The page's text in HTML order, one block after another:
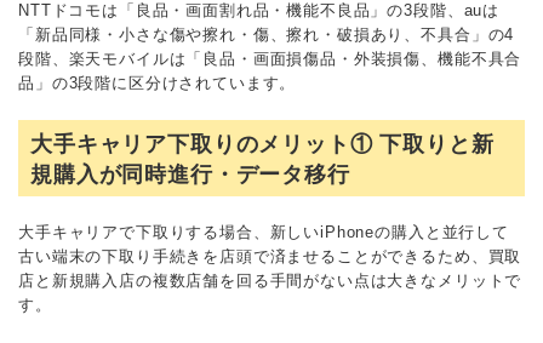
NTTドコモは「良品・画面割れ品・機能不良品」の3段階、auは
「新品同様・小さな傷や擦れ・傷、擦れ・破損あり、不具合」の4
段階、楽天モバイルは「良品・画面損傷品・外装損傷、機能不具合
品」の3段階に区分けされています。
大手キャリア下取りのメリット① 下取りと新
規購入が同時進行・データ移行
大手キャリアで下取りする場合、新しいiPhoneの購入と並行して
古い端末の下取り手続きを店頭で済ませることができるため、買取
店と新規購入店の複数店舗を回る手間がない点は大きなメリットで
す。